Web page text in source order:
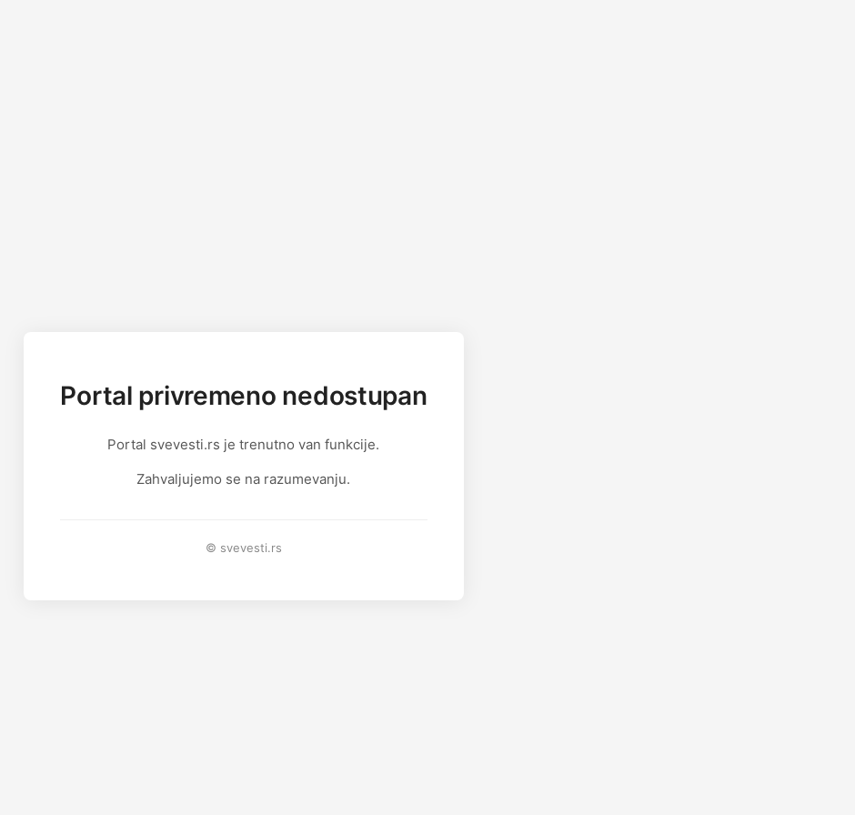
Portal privremeno nedostupan
Portal svevesti.rs je trenutno van funkcije.
Zahvaljujemo se na razumevanju.
© svevesti.rs